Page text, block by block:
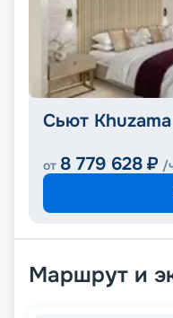
Сьют
от 8 779 628 ₽ /
Маршрут и